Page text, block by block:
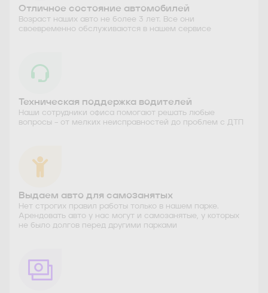
Отличное состояние автомобилей
Возраст наших авто не более 3 лет. Все они
своевременно обслуживаются в нашем сервисе
Техническая поддержка водителей
Наши сотрудники офиса помогают решать любые
вопросы – от мелких неисправностей до проблем с ДТП
Выдаем авто для самозанятых
Нет строгих правил работы только в нашем парке.
Арендовать авто у нас могут и самозанятые, у которых
не было долгов перед другими парками